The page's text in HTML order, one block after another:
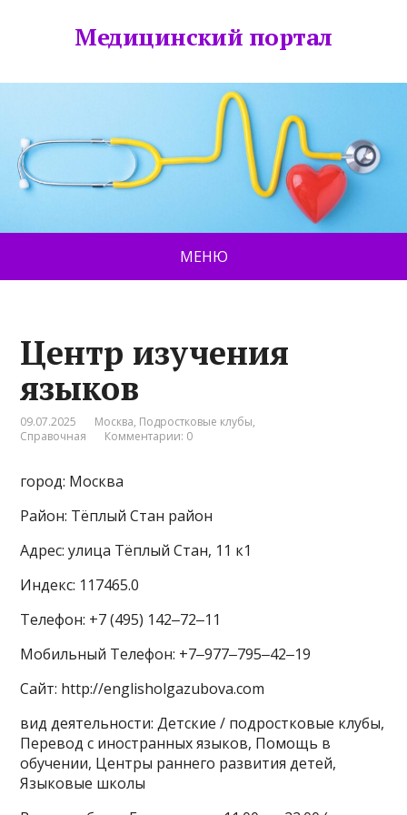
Медицинский портал
МЕНЮ
Центр изучения
языков
09.07.2025 Москва, Подростковые клубы,
Справочная
Комментарии: 0
город: Москва
Район: Тёплый Стан район
Адрес: улица Тёплый Стан, 11 к1
Индекс: 117465.0
Телефон: +7 (495) 142‒72‒11
Мобильный Телефон: +7‒977‒795‒42‒19
Сайт: http://englisholgazubova.com
вид деятельности: Детские / подростковые клубы,
Перевод с иностранных языков, Помощь в
обучении, Центры раннего развития детей,
Языковые школы